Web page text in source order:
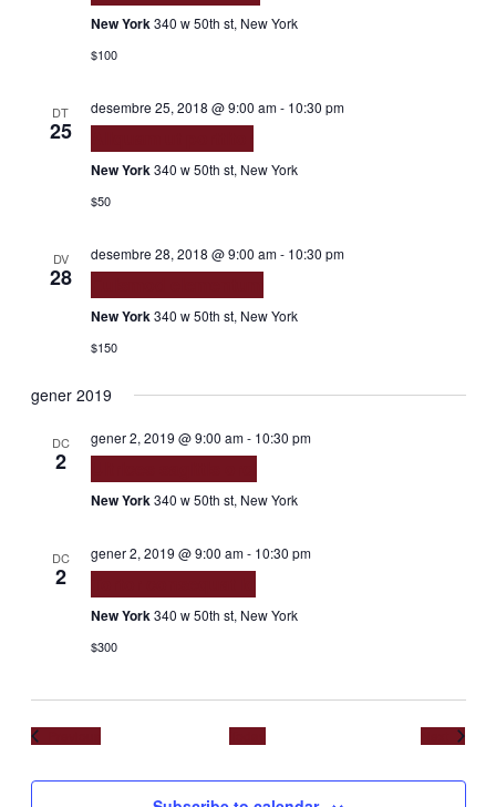
New York340 w 50th st, New York
$100
DT
25
desembre 25, 2018 @ 9:00 am- 10:30 pm
New York340 w 50th st, New York
$50
DV
28
desembre 28, 2018 @ 9:00 am- 10:30 pm
New York340 w 50th st, New York
$150
gener 2019
DC
2
gener 2, 2019 @ 9:00 am- 10:30 pm
New York340 w 50th st, New York
DC
2
gener 2, 2019 @ 9:00 am- 10:30 pm
New York340 w 50th st, New York
$300
Events